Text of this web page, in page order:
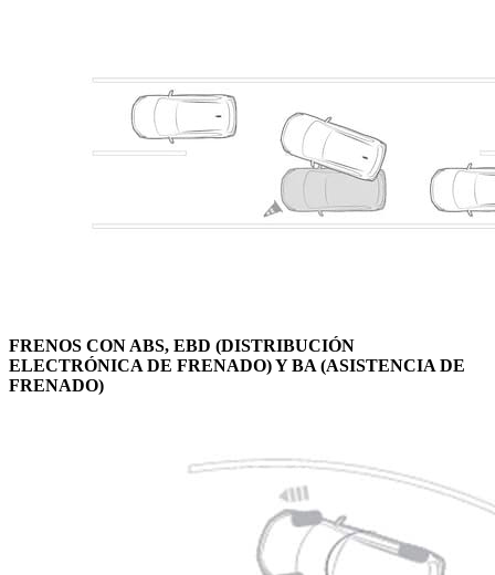
FRENOS CON ABS, EBD (DISTRIBUCIÓN
ELECTRÓNICA DE FRENADO) Y BA (ASISTENCIA DE
FRENADO)